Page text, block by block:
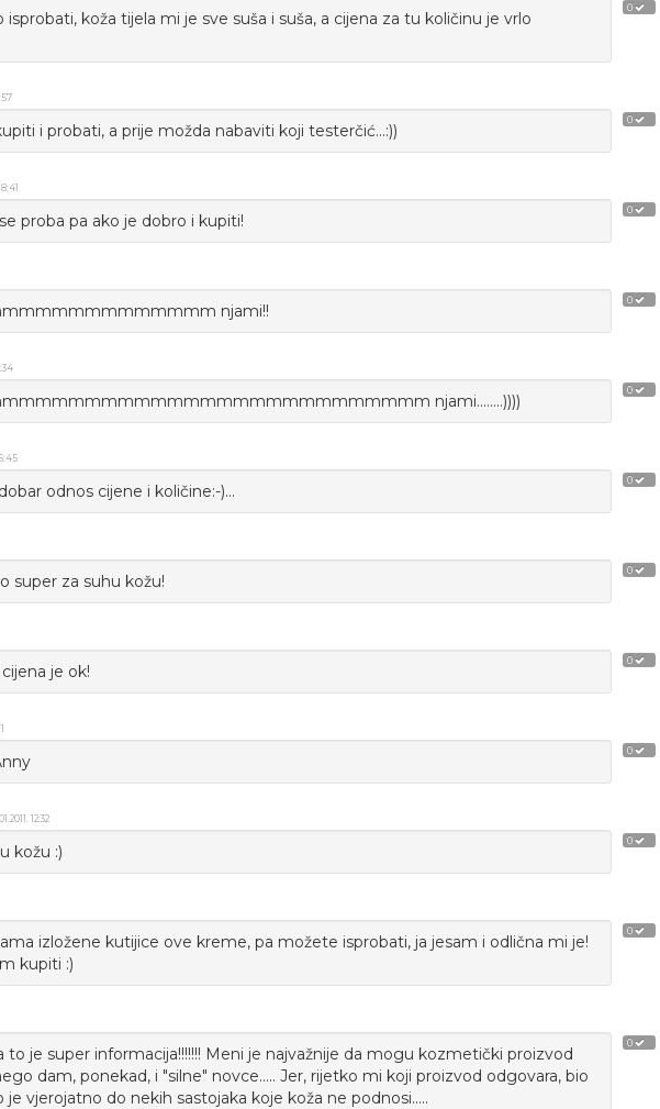
0
isprobati, koža tijela mi je sve suša i suša, a cijena za tu količinu je vrlo
0
i probati, a prije možda nabaviti koji testerčić...:))
0
proba pa ako je dobro i kupiti!
0
njami!!
0
njami........))))
0
odnos cijene i količine:-)...
0
super za suhu kožu!
0
je ok!
0
0
12:32
kožu :)
0
izložene kutijice ove kreme, pa možete isprobati, ja jesam i odlična mi je!
kupiti :)
0
to je super informacija!!!!!!! Meni je najvažnije da mogu kozmetički proizvod
dam, ponekad, i "silne" novce..... Jer, rijetko mi koji proizvod odgovara, bio
je vjerojatno do nekih sastojaka koje koža ne podnosi.....